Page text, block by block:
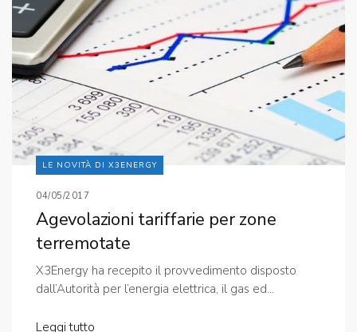
LE NOVITÀ DI X3ENERGY
04/05/2017
Agevolazioni tariffarie per zone
terremotate
X3Energy ha recepito il provvedimento disposto
dall’Autorità per l’energia elettrica, il gas ed...
Leggi tutto